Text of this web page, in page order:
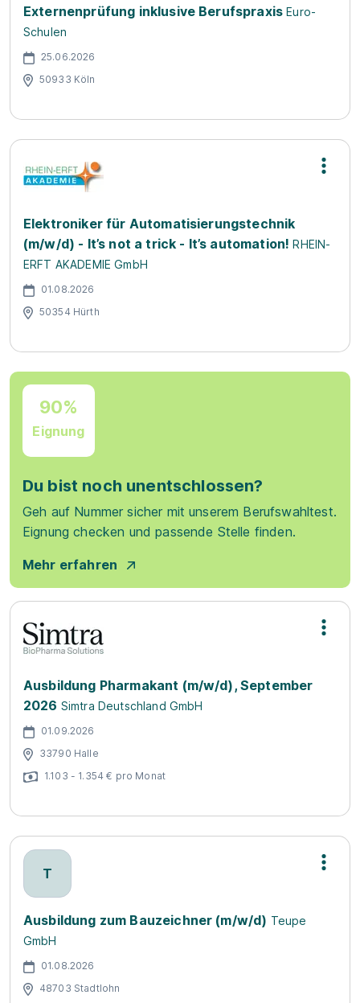
Externenprüfung inklusive Berufspraxis Euro-
Schulen
25.06.2026
50933 Köln
Elektroniker für Automatisierungstechnik
(m/w/d) - It’s not a trick - It’s automation! RHEIN-
ERFT AKADEMIE GmbH
01.08.2026
50354 Hürth
90%
Eignung
Du bist noch unentschlossen?
Geh auf Nummer sicher mit unserem Berufswahltest.
Eignung checken und passende Stelle finden.
Mehr erfahren
Ausbildung Pharmakant (m/w/d), September
2026 Simtra Deutschland GmbH
01.09.2026
33790 Halle
1.103 - 1.354 € pro Monat
T
Ausbildung zum Bauzeichner (m/w/d) Teupe
GmbH
01.08.2026
48703 Stadtlohn